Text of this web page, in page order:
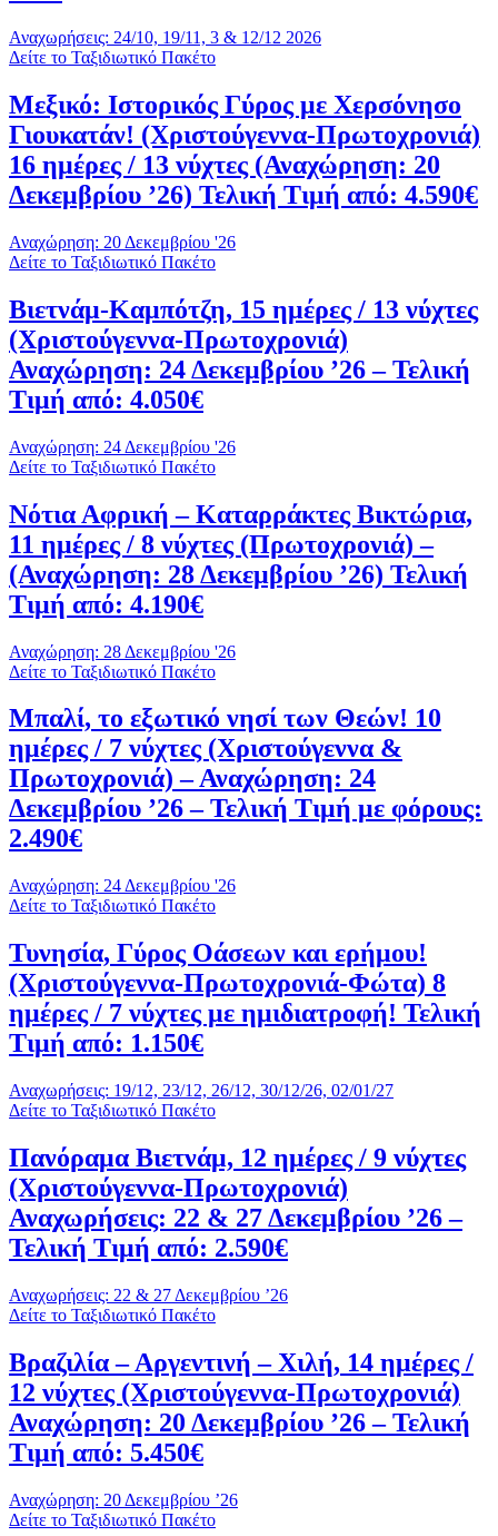
Αναχωρήσεις: 24/10, 19/11, 3 & 12/12 2026
Δείτε το Ταξιδιωτικό Πακέτο
Μεξικό: Ιστορικός Γύρος με Χερσόνησο
Γιουκατάν! (Χριστούγεννα-Πρωτοχρονιά)
16 ημέρες / 13 νύχτες (Αναχώρηση: 20
Δεκεμβρίου ’26) Τελική Τιμή από: 4.590€
Αναχώρηση: 20 Δεκεμβρίου '26
Δείτε το Ταξιδιωτικό Πακέτο
Βιετνάμ-Καμπότζη, 15 ημέρες / 13 νύχτες
(Χριστούγεννα-Πρωτοχρονιά)
Αναχώρηση: 24 Δεκεμβρίου ’26 – Τελική
Τιμή από: 4.050€
Αναχώρηση: 24 Δεκεμβρίου '26
Δείτε το Ταξιδιωτικό Πακέτο
Νότια Αφρική – Καταρράκτες Βικτώρια,
11 ημέρες / 8 νύχτες (Πρωτοχρονιά) –
(Αναχώρηση: 28 Δεκεμβρίου ’26) Τελική
Τιμή από: 4.190€
Αναχώρηση: 28 Δεκεμβρίου '26
Δείτε το Ταξιδιωτικό Πακέτο
Μπαλί, το εξωτικό νησί των Θεών! 10
ημέρες / 7 νύχτες (Χριστούγεννα &
Πρωτοχρονιά) – Αναχώρηση: 24
Δεκεμβρίου ’26 – Τελική Τιμή με φόρους:
2.490€
Αναχώρηση: 24 Δεκεμβρίου '26
Δείτε το Ταξιδιωτικό Πακέτο
Τυνησία, Γύρος Οάσεων και ερήμου!
(Χριστούγεννα-Πρωτοχρονιά-Φώτα) 8
ημέρες / 7 νύχτες με ημιδιατροφή! Τελική
Τιμή από: 1.150€
Αναχωρήσεις: 19/12, 23/12, 26/12, 30/12/26, 02/01/27
Δείτε το Ταξιδιωτικό Πακέτο
Πανόραμα Βιετνάμ, 12 ημέρες / 9 νύχτες
(Χριστούγεννα-Πρωτοχρονιά)
Αναχωρήσεις: 22 & 27 Δεκεμβρίου ’26 –
Τελική Τιμή από: 2.590€
Αναχωρήσεις: 22 & 27 Δεκεμβρίου ’26
Δείτε το Ταξιδιωτικό Πακέτο
Βραζιλία – Αργεντινή – Χιλή, 14 ημέρες /
12 νύχτες (Χριστούγεννα-Πρωτοχρονιά)
Αναχώρηση: 20 Δεκεμβρίου ’26 – Τελική
Τιμή από: 5.450€
Αναχώρηση: 20 Δεκεμβρίου ’26
Δείτε το Ταξιδιωτικό Πακέτο